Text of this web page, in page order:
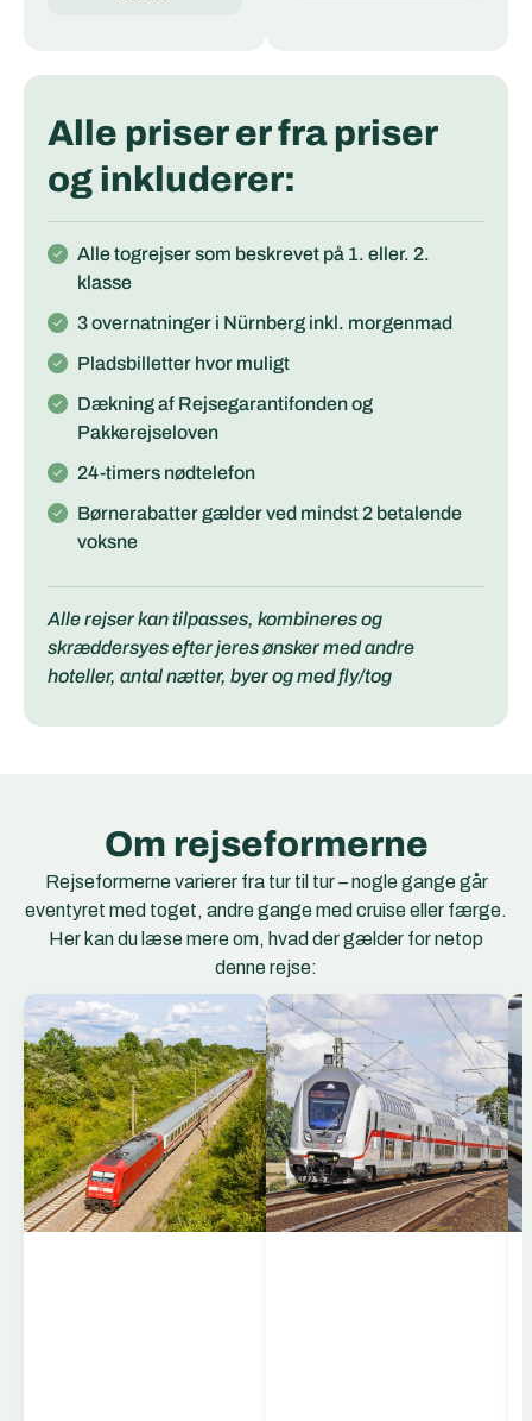
Alle priser er fra priser
og inkluderer:
Alle togrejser som beskrevet på 1. eller. 2.
klasse
3 overnatninger i Nürnberg inkl. morgenmad
Pladsbilletter hvor muligt
Dækning af Rejsegarantifonden og
Pakkerejseloven
24-timers nødtelefon
Børnerabatter gælder ved mindst 2 betalende
voksne
Alle rejser kan tilpasses, kombineres og
skræddersyes efter jeres ønsker med andre
hoteller, antal nætter, byer og med fly/tog
Om rejseformerne
Rejseformerne varierer fra tur til tur – nogle gange går
eventyret med toget, andre gange med cruise eller færge.
Her kan du læse mere om, hvad der gælder for netop
denne rejse:
EC Togene
EuroCity (EC) er et
netværk af
internationale
hurtigtog, der forbinder
storbyer og regioner på
tværs af Europa. EC-